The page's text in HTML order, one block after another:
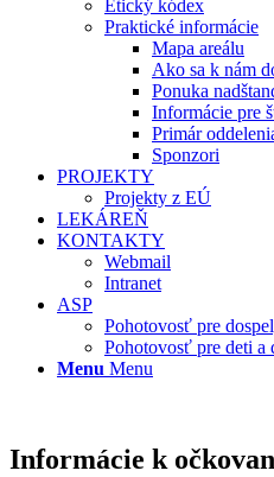
Etický kódex
Praktické informácie
Mapa areálu
Ako sa k nám
Ponuka
Informácie pre
Primár
Sponzori
PROJEKTY
Projekty z EÚ
LEKÁREŇ
KONTAKTY
Webmail
Intranet
ASP
Pohotovosť pre
Pohotovosť pre deti a
Menu Menu
Informácie k